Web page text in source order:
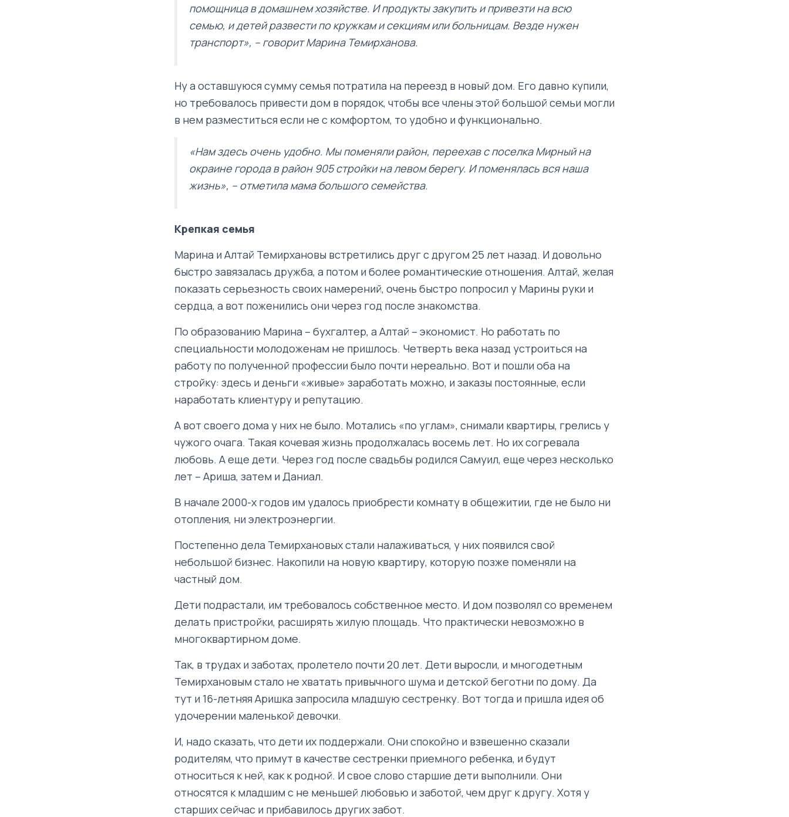
помощница в домашнем хозяйстве. И продукты закупить и привезти на всю
семью, и детей развести по кружкам и секциям или больницам. Везде нужен
транспорт», – говорит Марина Темирханова.
Ну а оставшуюся сумму семья потратила на переезд в новый дом. Его давно купили,
но требовалось привести дом в порядок, чтобы все члены этой большой семьи могли
в нем разместиться если не с комфортом, то удобно и функционально.
«Нам здесь очень удобно. Мы поменяли район, переехав с поселка Мирный на
окраине города в район 905 стройки на левом берегу. И поменялась вся наша
жизнь», – отметила мама большого семейства.
Крепкая семья
Марина и Алтай Темирхановы встретились друг с другом 25 лет назад. И довольно
быстро завязалась дружба, а потом и более романтические отношения. Алтай, желая
показать серьезность своих намерений, очень быстро попросил у Марины руки и
сердца, а вот поженились они через год после знакомства.
По образованию Марина – бухгалтер, а Алтай – экономист. Но работать по
специальности молодоженам не пришлось. Четверть века назад устроиться на
работу по полученной профессии было почти нереально. Вот и пошли оба на
стройку: здесь и деньги «живые» заработать можно, и заказы постоянные, если
наработать клиентуру и репутацию.
А вот своего дома у них не было. Мотались «по углам», снимали квартиры, грелись у
чужого очага. Такая кочевая жизнь продолжалась восемь лет. Но их согревала
любовь. А еще дети. Через год после свадьбы родился Самуил, еще через несколько
лет – Ариша, затем и Даниал.
В начале 2000-х годов им удалось приобрести комнату в общежитии, где не было ни
отопления, ни электроэнергии.
Постепенно дела Темирхановых стали налаживаться, у них появился свой
небольшой бизнес. Накопили на новую квартиру, которую позже поменяли на
частный дом.
Дети подрастали, им требовалось собственное место. И дом позволял со временем
делать пристройки, расширять жилую площадь. Что практически невозможно в
многоквартирном доме.
Так, в трудах и заботах, пролетело почти 20 лет. Дети выросли, и многодетным
Темирхановым стало не хватать привычного шума и детской беготни по дому. Да
тут и 16-летняя Аришка запросила младшую сестренку. Вот тогда и пришла идея об
удочерении маленькой девочки.
И, надо сказать, что дети их поддержали. Они спокойно и взвешенно сказали
родителям, что примут в качестве сестренки приемного ребенка, и будут
относиться к ней, как к родной. И свое слово старшие дети выполнили. Они
относятся к младшим с не меньшей любовью и заботой, чем друг к другу. Хотя у
старших сейчас и прибавилось других забот.